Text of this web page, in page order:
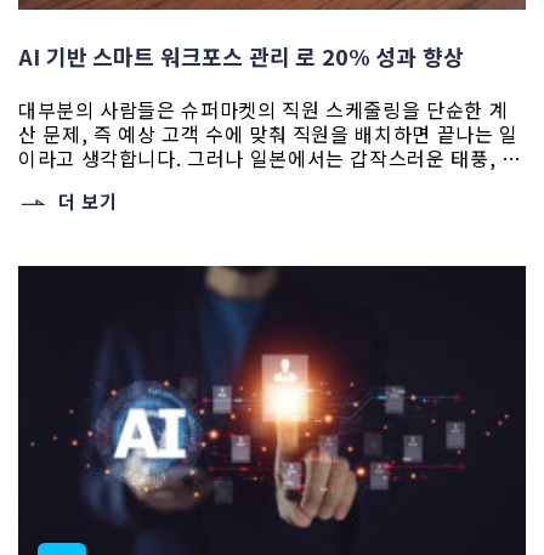
AI 기반 스마트 워크포스 관리 로 20% 성과 향상
대부분의 사람들은 슈퍼마켓의 직원 스케줄링을 단순한 계
산 문제, 즉 예상 고객 수에 맞춰 직원을 배치하면 끝나는 일
이라고 생각합니다. 그러나 일본에서는 갑작스러운 태풍, 예
을 단숨에 바꿀 수 있기 때문에 인력 계획은 결코 예측 가능
더 보기